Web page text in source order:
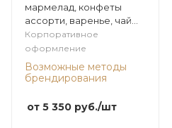
мармелад, конфеты
ассорти, варенье, чай
500г из коллекции
Лимонная
Корпоративное
оформление
Возможные методы
брендирования
от 5 350 руб./шт